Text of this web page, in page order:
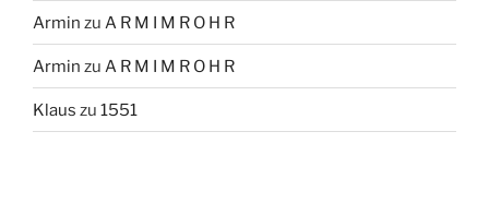
Armin zu A R M I M R O H R
Armin zu A R M I M R O H R
Klaus zu 1551